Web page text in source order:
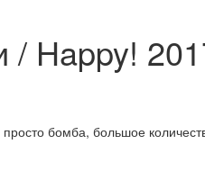
/ Happy!
бомба, большое